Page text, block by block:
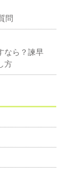
問
なら？諫早
方